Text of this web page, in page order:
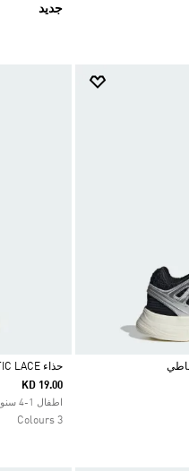
جديد
Selected
حذاء ADISTAR CONTROL 5 ELASTIC LACE
KD 19.00
اطفال 1-4 سنوات Originals
3 Colours